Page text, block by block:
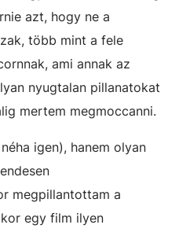
azt, hogy ne a
több mint a fele
ami annak az
nyugtalan pillanatokat
mertem megmoccanni.
igen), hanem olyan
megpillantottam a
egy film ilyen